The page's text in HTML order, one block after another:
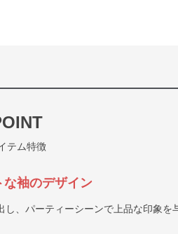
テム特徴
な袖のデザイン
、パーティーシーンで上品な印象を